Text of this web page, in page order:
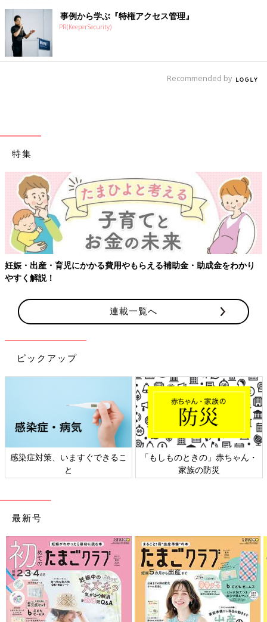
事例から学ぶ『特権アクセス管理』
PR(KeeperSecurity)
Recommended by
特集
妊娠・出産・育児にかかる費用やもらえる補助金・助成金をわかり
やすく解説！
連載一覧へ
ピックアップ
感染症対策、いますぐできるこ
と
「もしものときの」赤ちゃん・
家族の防災
最新号